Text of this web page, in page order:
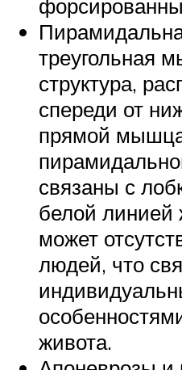
треугольная
структура,
спереди от
прямой
связаны с
белой
может
людей, что
живота.